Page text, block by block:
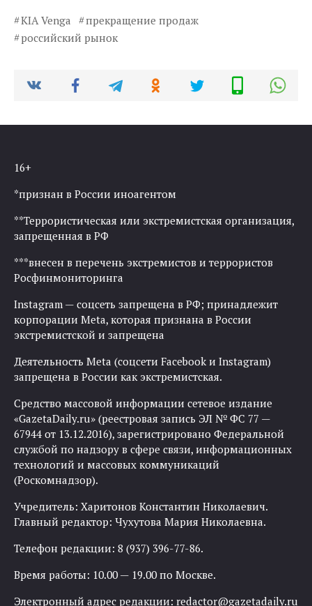
KIA Venga
прекращение продаж
российский рынок
16+
*признан в России иноагентом
**Террористическая или экстремистская организация,
запрещенная в РФ
***внесен в перечень экстремистов и террористов
Росфинмониторинга
Instagram — соцсеть запрещена в РФ; принадлежит
корпорации Meta, которая признана в России
экстремистской и запрещена
Деятельность Meta (соцсети Facebook и Instagram)
запрещена в России как экстремистская.
Средство массовой информации сетевое издание
«GazetaDaily.ru» (реестровая запись ЭЛ № ФС 77 —
67944 от 13.12.2016), зарегистрировано Федеральной
службой по надзору в сфере связи, информационных
технологий и массовых коммуникаций
(Роскомнадзор).
Учредитель: Харитонов Константин Николаевич.
Главный редактор: Чухутова Мария Николаевна.
Телефон редакции: 8 (937) 396-77-86.
Время работы: 10.00 — 19.00 по Москве.
Электронный адрес редакции: redactor@gazetadaily.ru